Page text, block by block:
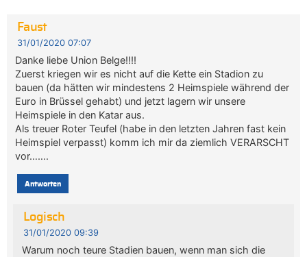
Faust
31/01/2020 07:07
Danke liebe Union Belge!!!!
Zuerst kriegen wir es nicht auf die Kette ein Stadion zu
bauen (da hätten wir mindestens 2 Heimspiele während der
Euro in Brüssel gehabt) und jetzt lagern wir unsere
Heimspiele in den Katar aus.
Als treuer Roter Teufel (habe in den letzten Jahren fast kein
Heimspiel verpasst) komm ich mir da ziemlich VERARSCHT
vor…….
Antworten
Logisch
31/01/2020 09:39
Warum noch teure Stadien bauen, wenn man sich die